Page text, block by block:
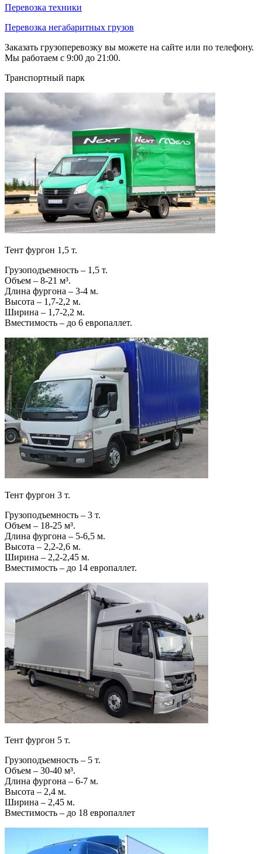
Перевозка техники
Перевозка негабаритных грузов
Заказать грузоперевозку вы можете на сайте или по телефону.
Мы работаем с 9:00 до 21:00.
Транспортный парк
Тент фургон 1,5 т.
Грузоподъемность – 1,5 т.
Объем – 8-21 м³.
Длина фургона – 3-4 м.
Высота – 1,7-2,2 м.
Ширина – 1,7-2,2 м.
Вместимость – до 6 европаллет.
Тент фургон 3 т.
Грузоподъемность – 3 т.
Объем – 18-25 м³.
Длина фургона – 5-6,5 м.
Высота – 2,2-2,6 м.
Ширина – 2,2-2,45 м.
Вместимость – до 14 европаллет.
Тент фургон 5 т.
Грузоподъемность – 5 т.
Объем – 30-40 м³.
Длина фургона – 6-7 м.
Высота – 2,4 м.
Ширина – 2,45 м.
Вместимость – до 18 европаллет